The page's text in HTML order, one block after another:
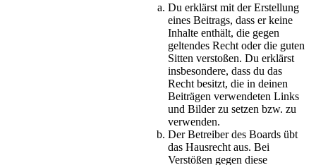
Du erklärst mit der Erstellung
eines Beitrags, dass er keine
Inhalte enthält, die gegen
geltendes Recht oder die guten
Sitten verstoßen. Du erklärst
insbesondere, dass du das
Recht besitzt, die in deinen
Beiträgen verwendeten Links
und Bilder zu setzen bzw. zu
verwenden.
Der Betreiber des Boards übt
das Hausrecht aus. Bei
Verstößen gegen diese